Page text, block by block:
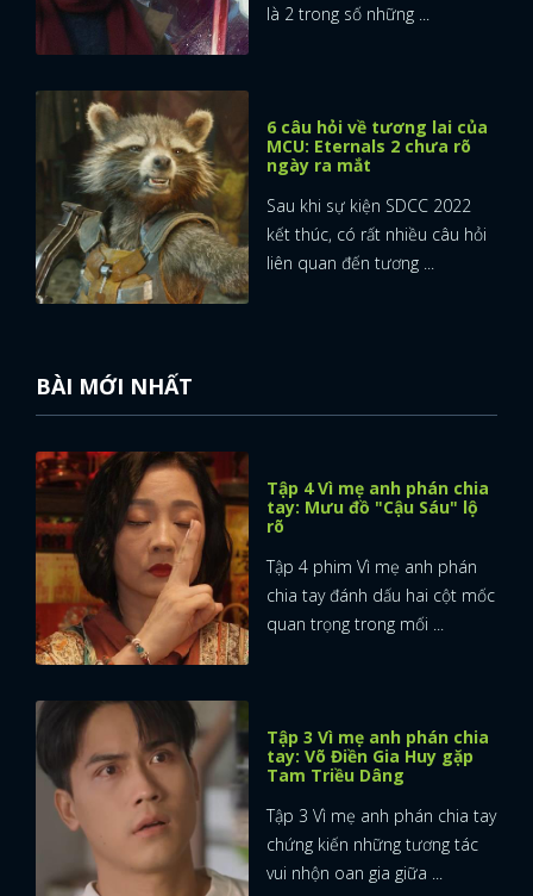
là 2 trong số những ...
6 câu hỏi về tương lai của
MCU: Eternals 2 chưa rõ
ngày ra mắt
Sau khi sự kiện SDCC 2022
kết thúc, có rất nhiều câu hỏi
liên quan đến tương ...
BÀI MỚI NHẤT
Tập 4 Vì mẹ anh phán chia
tay: Mưu đồ "Cậu Sáu" lộ
rõ
Tập 4 phim Vì mẹ anh phán
chia tay đánh dấu hai cột mốc
quan trọng trong mối ...
Tập 3 Vì mẹ anh phán chia
tay: Võ Điền Gia Huy gặp
Tam Triều Dâng
Tập 3 Vì mẹ anh phán chia tay
chứng kiến những tương tác
vui nhộn oan gia giữa ...